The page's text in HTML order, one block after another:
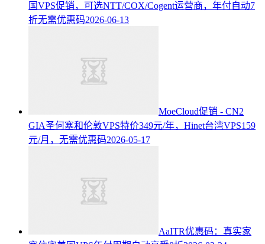
国VPS促销，可选NTT/COX/Cogent运营商，年付自动7
折无需优惠码2026-06-13
MoeCloud促销 - CN2
GIA圣何塞和伦敦VPS特价349元/年，Hinet台湾VPS159
元/月，无需优惠码2026-05-17
AaITR优惠码：真实家